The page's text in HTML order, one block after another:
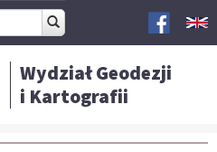
Wydział Geodezji
i Kartografii